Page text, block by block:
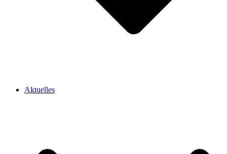
Aktuelles